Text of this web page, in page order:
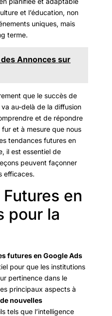
et l’éducation, non
uniques, mais
terme.
Annonces sur
que le succès de
va au-delà de la diffusion
et de répondre
et à mesure que nous
tendances futures en
il est essentiel de
peuvent façonner
efficaces.
en
pour la
futures en Google Ads
pour que les institutions
pertinence dans le
principaux aspects à
nouvelles
tels que l’intelligence